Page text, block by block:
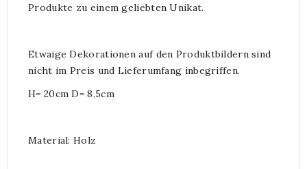
Produkte zu einem geliebten Unikat.
Etwaige Dekorationen auf den Produktbildern sind
nicht im Preis und Lieferumfang inbegriffen.
H= 20cm D= 8,5cm
Material: Holz